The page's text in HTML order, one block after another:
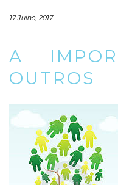
17 Julho, 2017
A
OUTROS